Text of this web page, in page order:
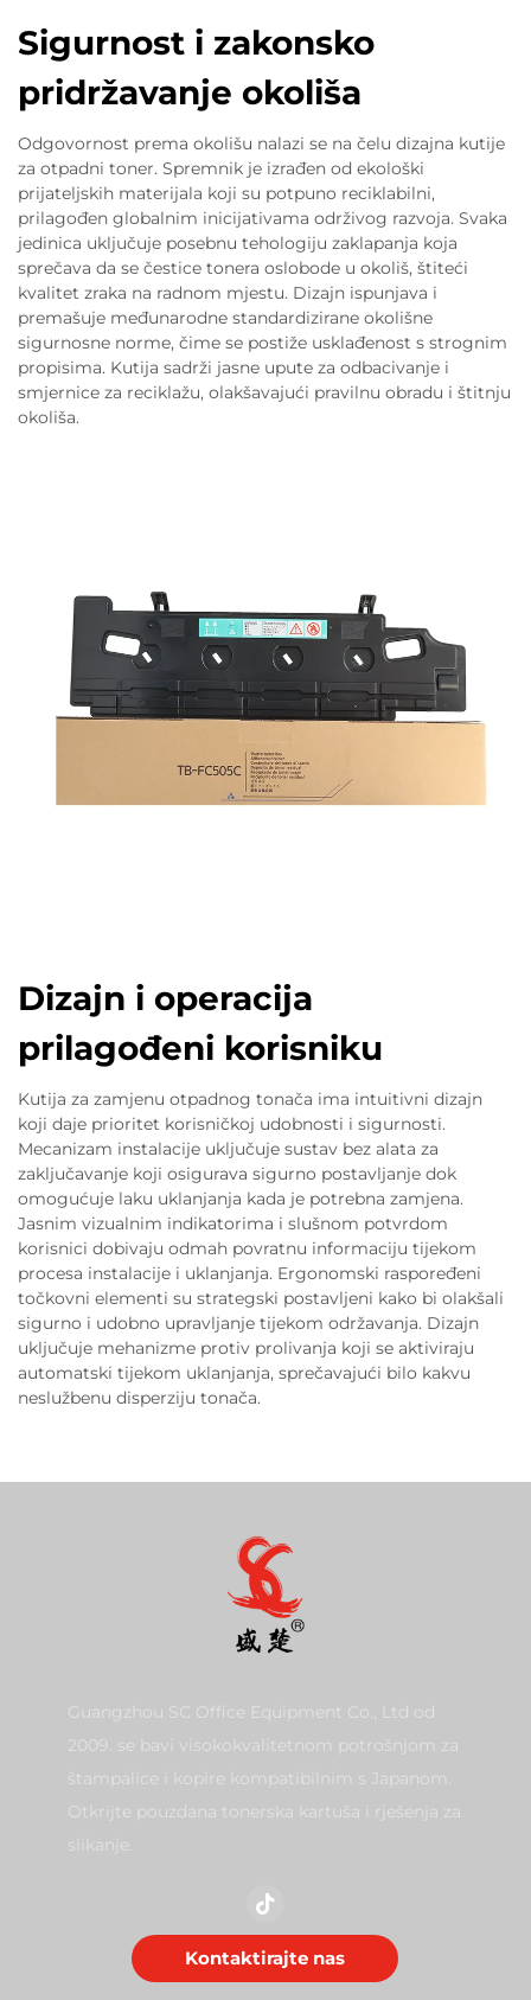
Sigurnost i zakonsko
pridržavanje okoliša
Odgovornost prema okolišu nalazi se na čelu dizajna kutije
za otpadni toner. Spremnik je izrađen od ekološki
prijateljskih materijala koji su potpuno reciklabilni,
prilagođen globalnim inicijativama održivog razvoja. Svaka
jedinica uključuje posebnu tehologiju zaklapanja koja
sprečava da se čestice tonera oslobode u okoliš, štiteći
kvalitet zraka na radnom mjestu. Dizajn ispunjava i
premašuje međunarodne standardizirane okolišne
sigurnosne norme, čime se postiže usklađenost s strognim
propisima. Kutija sadrži jasne upute za odbacivanje i
smjernice za reciklažu, olakšavajući pravilnu obradu i štitnju
okoliša.
Dizajn i operacija
prilagođeni korisniku
Kutija za zamjenu otpadnog tonača ima intuitivni dizajn
koji daje prioritet korisničkoj udobnosti i sigurnosti.
Mecanizam instalacije uključuje sustav bez alata za
zaključavanje koji osigurava sigurno postavljanje dok
omogućuje laku uklanjanja kada je potrebna zamjena.
Jasnim vizualnim indikatorima i slušnom potvrdom
korisnici dobivaju odmah povratnu informaciju tijekom
procesa instalacije i uklanjanja. Ergonomski raspoređeni
točkovni elementi su strategski postavljeni kako bi olakšali
sigurno i udobno upravljanje tijekom održavanja. Dizajn
uključuje mehanizme protiv prolivanja koji se aktiviraju
automatski tijekom uklanjanja, sprečavajući bilo kakvu
neslužbenu disperziju tonača.
Guangzhou SC Office Equipment Co., Ltd od
2009. se bavi visokokvalitetnom potrošnjom za
štampalice i kopire kompatibilnim s Japanom.
Otkrijte pouzdana tonerska kartuša i rješenja za
slikanje.
Kontaktirajte nas